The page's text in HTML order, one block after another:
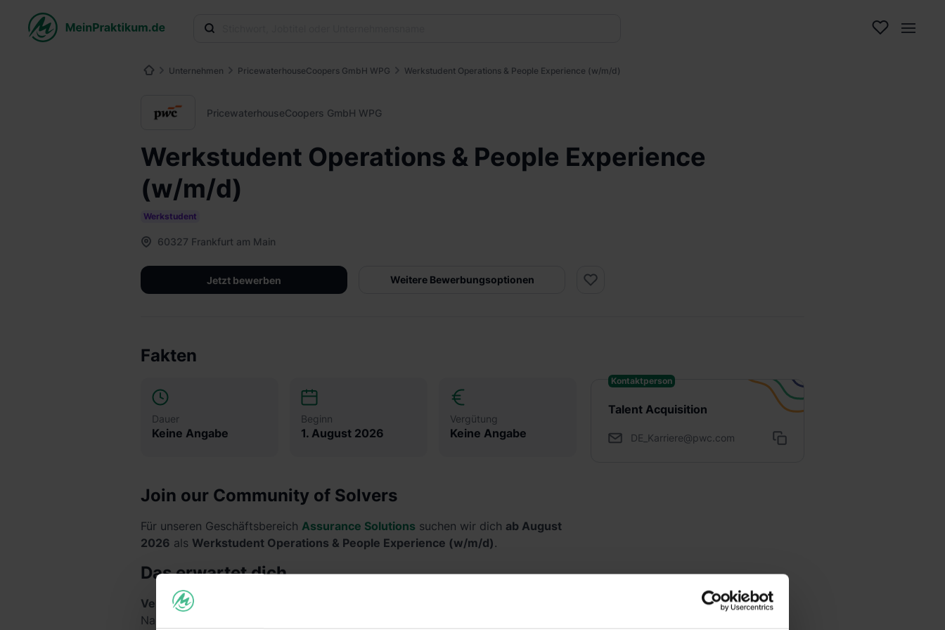
Unternehmen PricewaterhouseCoopers GmbH WPG Werkstudent Operations & People Experience (w/m/d)
PricewaterhouseCoopers GmbH WPG
Werkstudent Operations & People Experience
(w/m/d)
Werkstudent
60327 Frankfurt am Main
Jetzt bewerben Weitere Bewerbungsoptionen
Fakten
Dauer
Keine Angabe
Beginn
1. August 2026
Vergütung
Keine Angabe
Join our Community of Solvers
Für unseren Geschäftsbereich Assurance Solutions suchen wir dich ab August
2026 als Werkstudent Operations & People Experience (w/m/d).
Das erwartet dich
Veranstaltungsmanagement
Nachbereitung interner Veranstaltungen (z.B. Schulungen für Fachkräfte und neue
Kontaktperson
Talent Acquisition
DE_Karriere@pwc.com